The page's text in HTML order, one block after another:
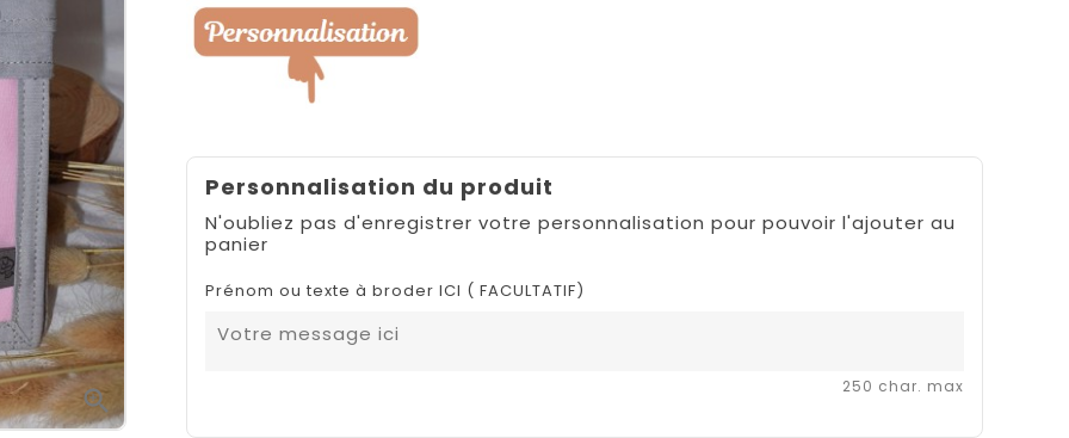

Personnalisation du produit
N'oubliez pas d'enregistrer votre personnalisation pour pouvoir l'ajouter au
panier
Prénom ou texte à broder ICI ( FACULTATIF)
250 char. max